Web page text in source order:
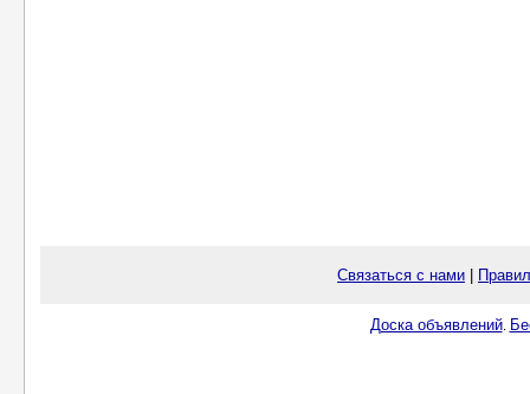
Связаться с нами
Доска объявлений.